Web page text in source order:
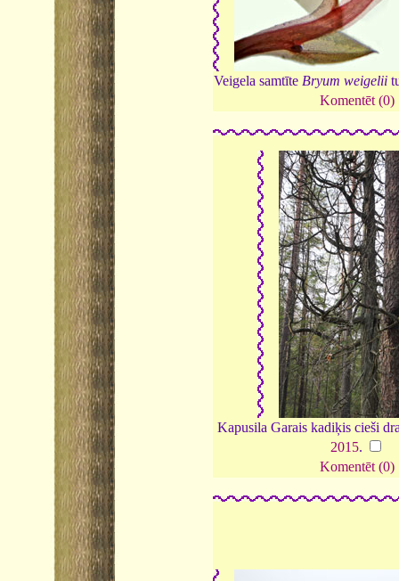
Veigela samtīte Bryum weigelii
Komentēt (0)
Kapusila Garais kadiķis cieši
2015.
Komentēt (0)